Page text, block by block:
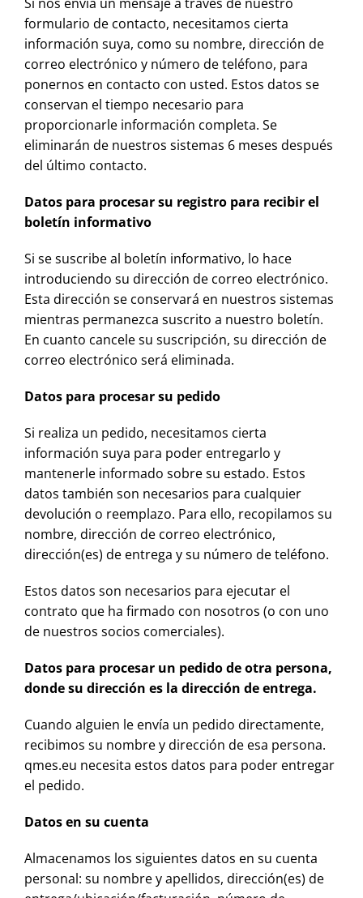
formulario de contacto, necesitamos cierta
información suya, como su nombre, dirección de
correo electrónico y número de teléfono, para
ponernos en contacto con usted. Estos datos se
conservan el tiempo necesario para
proporcionarle información completa. Se
eliminarán de nuestros sistemas 6 meses después
del último contacto.
Datos para procesar su registro para recibir el
boletín informativo
Si se suscribe al boletín informativo, lo hace
introduciendo su dirección de correo electrónico.
Esta dirección se conservará en nuestros sistemas
mientras permanezca suscrito a nuestro boletín.
En cuanto cancele su suscripción, su dirección de
correo electrónico será eliminada.
Datos para procesar su pedido
Si realiza un pedido, necesitamos cierta
información suya para poder entregarlo y
mantenerle informado sobre su estado. Estos
datos también son necesarios para cualquier
devolución o reemplazo. Para ello, recopilamos su
nombre, dirección de correo electrónico,
dirección(es) de entrega y su número de teléfono.
Estos datos son necesarios para ejecutar el
contrato que ha firmado con nosotros (o con uno
de nuestros socios comerciales).
Datos para procesar un pedido de otra persona,
donde su dirección es la dirección de entrega.
Cuando alguien le envía un pedido directamente,
recibimos su nombre y dirección de esa persona.
qmes.eu necesita estos datos para poder entregar
el pedido.
Datos en su cuenta
Almacenamos los siguientes datos en su cuenta
personal: su nombre y apellidos, dirección(es) de